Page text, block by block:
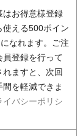
はお得意様登録
使える500ポイン
なれます。ご注
登録を行って
れますと、次回
を軽減できま
イバシーポリシ